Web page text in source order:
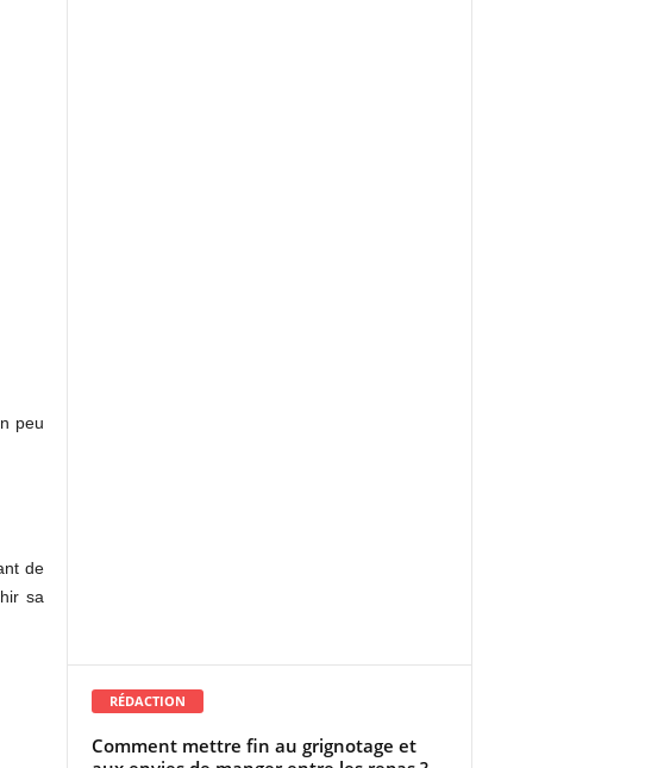
peu
de
sa
RÉDACTION
Comment mettre fin au grignotage et